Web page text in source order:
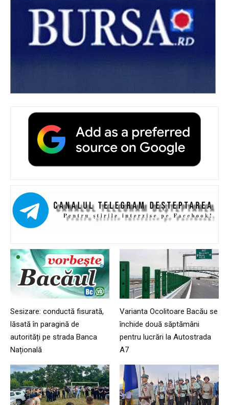
Sesizare: conductă fisurată,
lăsată în paragină de
autorități pe strada Banca
Națională
Varianta Ocolitoare Bacău se
închide două săptămâni
pentru lucrări la Autostrada
A7